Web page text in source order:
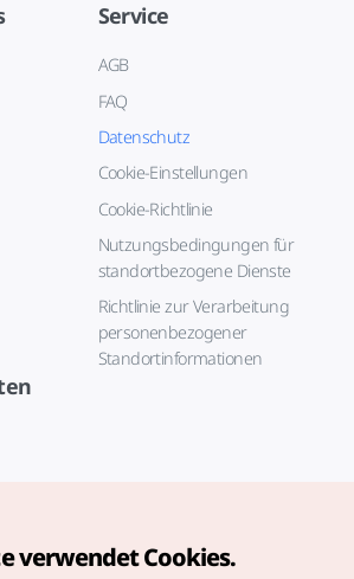
Service
AGB
FAQ
Datenschutz
Cookie-Einstellungen
Cookie-Richtlinie
Nutzungsbedingungen für
standortbezogene Dienste
Richtlinie zur Verarbeitung
personenbezogener
Standortinformationen
verwendet Cookies.